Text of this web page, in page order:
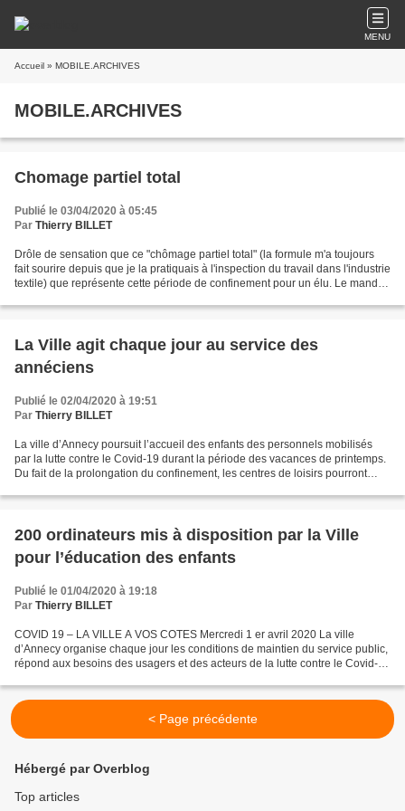
MENU
Accueil » MOBILE.ARCHIVES
MOBILE.ARCHIVES
Chomage partiel total
Publié le 03/04/2020 à 05:45
Par Thierry BILLET
Drôle de sensation que ce "chômage partiel total" (la formule m'a toujours
fait sourire depuis que je la pratiquais à l'inspection du travail dans l'industrie
textile) que représente cette période de confinement pour un élu. Le mandat
La Ville agit chaque jour au service des
annéciens
Publié le 02/04/2020 à 19:51
Par Thierry BILLET
La ville d’Annecy poursuit l’accueil des enfants des personnels mobilisés
par la lutte contre le Covid-19 durant la période des vacances de printemps.
Du fait de la prolongation du confinement, les centres de loisirs pourront
200 ordinateurs mis à disposition par la Ville
pour l’éducation des enfants
Publié le 01/04/2020 à 19:18
Par Thierry BILLET
COVID 19 – LA VILLE A VOS COTES Mercredi 1 er avril 2020 La ville
d’Annecy organise chaque jour les conditions de maintien du service public,
répond aux besoins des usagers et des acteurs de la lutte contre le Covid-
< Page précédente
Hébergé par Overblog
Top articles